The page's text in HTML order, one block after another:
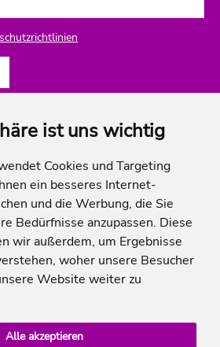
ist uns wichtig
Cookies und Targeting
ein besseres Internet-
und die Werbung, die Sie
Bedürfnisse anzupassen. Diese
wir außerdem, um Ergebnisse
woher unsere Besucher
Website weiter zu
Alle akzeptieren
die ursprünglichen Preise des Reiseveranstalters.